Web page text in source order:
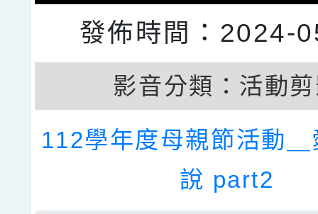
發佈時間：2024-
影音分類： 活動
112學年度母親節活動
說 part2